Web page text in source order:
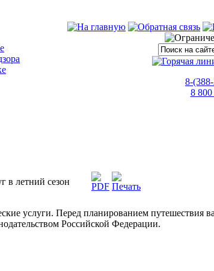
8-
8
в летний сезон
услуги. Перед планированием путешествия
Российской Федерации.